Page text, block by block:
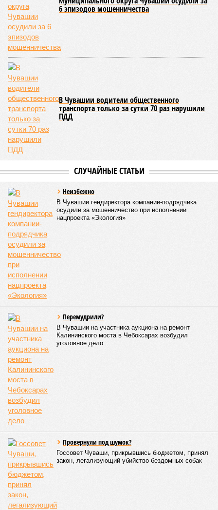
1,9%) были зафиксированы отклонения по
микробиологическим показателям; также одно готовое
блюдо не соответствовало установленным нормам по
показателю калорийности.
Все лагеря перед началом работы смен прошли
обязательную обработку территорий против клещей,
грызунов и насекомых. Питание в учреждениях
обеспечивают 21 оператор, причём в отношении каждого из
них организован постоянный лабораторный мониторинг.
В ходе заседания был также вынесен на обсуждение ряд
предложений, направленных на обеспечение санитарно-
эпидемиологического благополучия детей в летних лагерях
и на повышение действенности самой системы
оздоровления. В качестве основного приоритета было
качественными пищевыми продуктами, а детей –
обязательном порядке должны располагать санитарно-
эпидемиологическим заключением (СЭЗ), которое
подтверждает соответствие учреждения требованиям
действующего санитарного законодательства. Отсутствие
действующего СЭЗ является основанием для запрета на
функционирование оздоровительной организации. Кроме
того, участники заседания обратили внимание на
необходимость постоянного контроля за поставщиками
продуктов и организаторами питания, за своевременным
исполнением ранее выданных предписаний по устранению
нарушений, а также за соблюдением сроков прохождения
персоналом.
Александра Иванова
Опубликовано:28.07.2026 16:10
Версия Общество //
В регионе учреждены удостоверения мастеров
спорта по борьбе керешу
В регионе учреждены удостоверения мастеров спорта по
борьбе керешу
2218
Заткнуть за пояс